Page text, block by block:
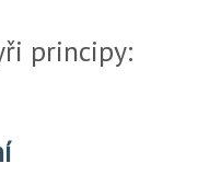
principy: